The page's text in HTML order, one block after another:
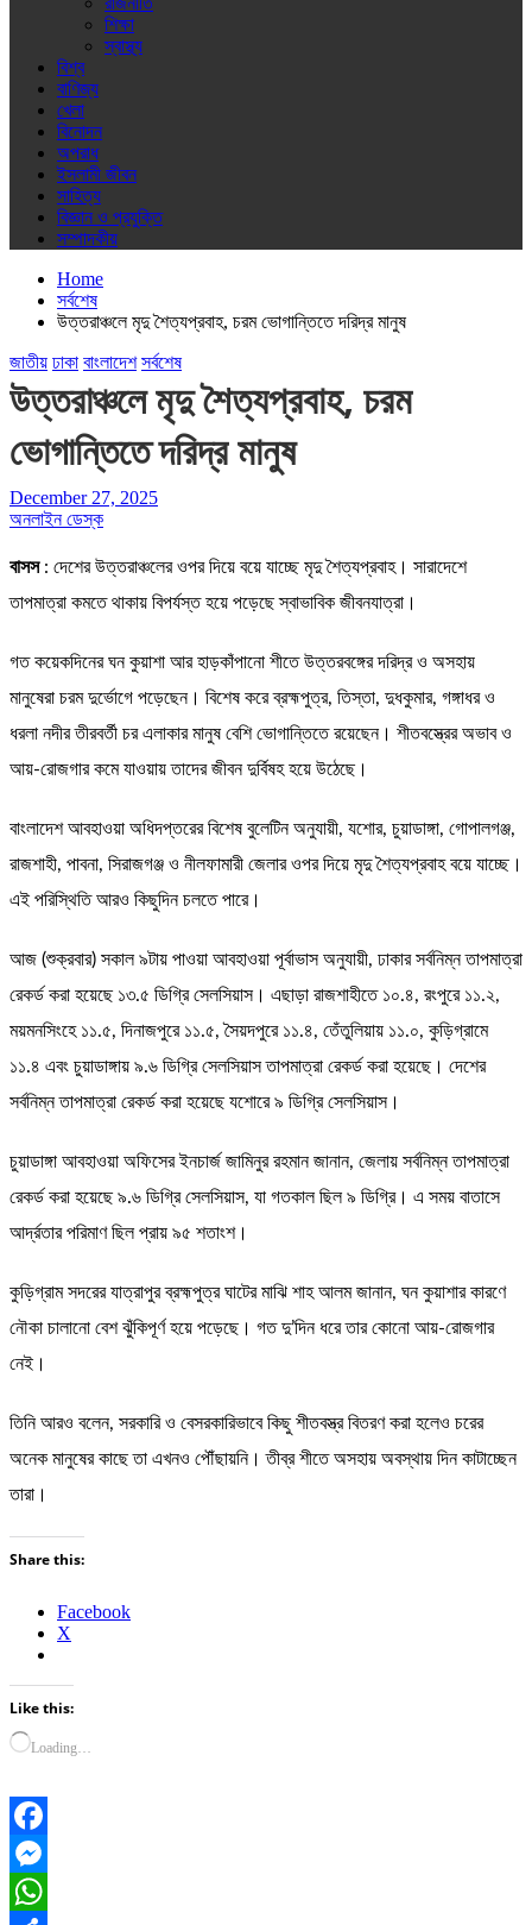
শিক্ষা
স্বাস্থ্য
বিশ্ব
বাণিজ্য
খেলা
বিনোদন
অপরাধ
ইসলামী জীবন
সাহিত্য
বিজ্ঞান ও প্রযুক্তি
সম্পাদকীয়
Home
সর্বশেষ
উত্তরাঞ্চলে মৃদু শৈত্যপ্রবাহ, চরম ভোগান্তিতে দরিদ্র মানুষ
জাতীয় ঢাকা বাংলাদেশ সর্বশেষ
উত্তরাঞ্চলে মৃদু শৈত্যপ্রবাহ, চরম
ভোগান্তিতে দরিদ্র মানুষ
December 27, 2025
অনলাইন ডেস্ক
বাসস : দেশের উত্তরাঞ্চলের ওপর দিয়ে বয়ে যাচ্ছে মৃদু শৈত্যপ্রবাহ। সারাদেশে
তাপমাত্রা কমতে থাকায় বিপর্যস্ত হয়ে পড়েছে স্বাভাবিক জীবনযাত্রা।
গত কয়েকদিনের ঘন কুয়াশা আর হাড়কাঁপানো শীতে উত্তরবঙ্গের দরিদ্র ও অসহায়
মানুষেরা চরম দুর্ভোগে পড়েছেন। বিশেষ করে ব্রহ্মপুত্র, তিস্তা, দুধকুমার, গঙ্গাধর ও
ধরলা নদীর তীরবর্তী চর এলাকার মানুষ বেশি ভোগান্তিতে রয়েছেন। শীতবস্ত্রের অভাব ও
আয়-রোজগার কমে যাওয়ায় তাদের জীবন দুর্বিষহ হয়ে উঠেছে।
বাংলাদেশ আবহাওয়া অধিদপ্তরের বিশেষ বুলেটিন অনুযায়ী, যশোর, চুয়াডাঙ্গা, গোপালগঞ্জ,
রাজশাহী, পাবনা, সিরাজগঞ্জ ও নীলফামারী জেলার ওপর দিয়ে মৃদু শৈত্যপ্রবাহ বয়ে যাচ্ছে।
এই পরিস্থিতি আরও কিছুদিন চলতে পারে।
আজ (শুক্রবার) সকাল ৯টায় পাওয়া আবহাওয়া পূর্বাভাস অনুযায়ী, ঢাকার সর্বনিম্ন তাপমাত্রা
রেকর্ড করা হয়েছে ১৩.৫ ডিগ্রি সেলসিয়াস। এছাড়া রাজশাহীতে ১০.৪, রংপুরে ১১.২,
ময়মনসিংহে ১১.৫, দিনাজপুরে ১১.৫, সৈয়দপুরে ১১.৪, তেঁতুলিয়ায় ১১.০, কুড়িগ্রামে
১১.৪ এবং চুয়াডাঙ্গায় ৯.৬ ডিগ্রি সেলসিয়াস তাপমাত্রা রেকর্ড করা হয়েছে। দেশের
সর্বনিম্ন তাপমাত্রা রেকর্ড করা হয়েছে যশোরে ৯ ডিগ্রি সেলসিয়াস।
চুয়াডাঙ্গা আবহাওয়া অফিসের ইনচার্জ জামিনুর রহমান জানান, জেলায় সর্বনিম্ন তাপমাত্রা
রেকর্ড করা হয়েছে ৯.৬ ডিগ্রি সেলসিয়াস, যা গতকাল ছিল ৯ ডিগ্রি। এ সময় বাতাসে
আর্দ্রতার পরিমাণ ছিল প্রায় ৯৫ শতাংশ।
কুড়িগ্রাম সদরের যাত্রাপুর ব্রহ্মপুত্র ঘাটের মাঝি শাহ আলম জানান, ঘন কুয়াশার কারণে
নৌকা চালানো বেশ ঝুঁকিপূর্ণ হয়ে পড়েছে। গত দু’দিন ধরে তার কোনো আয়-রোজগার
নেই।
তিনি আরও বলেন, সরকারি ও বেসরকারিভাবে কিছু শীতবস্ত্র বিতরণ করা হলেও চরের
অনেক মানুষের কাছে তা এখনও পৌঁছায়নি। তীব্র শীতে অসহায় অবস্থায় দিন কাটাচ্ছেন
তারা।
Share this:
Facebook
X
Like this:
Loading…
Facebook
Messenger